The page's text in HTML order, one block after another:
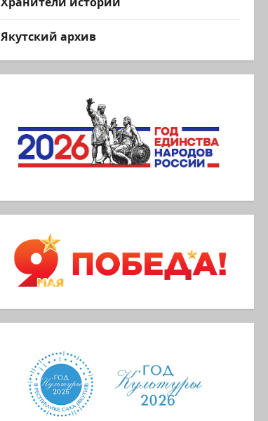
Якутский архив